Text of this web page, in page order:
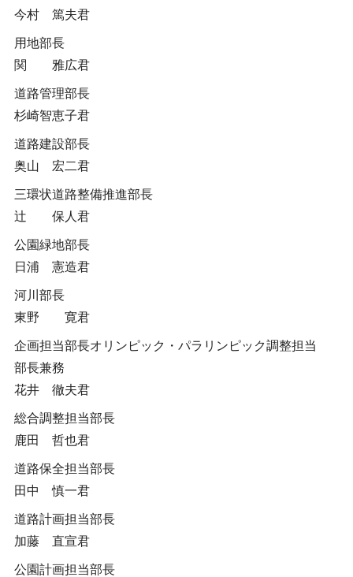
今村 篤夫君
用地部長
関 雅広君
道路管理部長
杉崎智恵子君
道路建設部長
奥山 宏二君
三環状道路整備推進部長
辻 保人君
公園緑地部長
日浦 憲造君
河川部長
東野 寛君
企画担当部長オリンピック・パラリンピック調整担当
部長兼務
花井 徹夫君
総合調整担当部長
鹿田 哲也君
道路保全担当部長
田中 慎一君
道路計画担当部長
加藤 直宣君
公園計画担当部長